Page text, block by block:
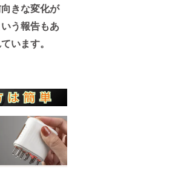
きな変化が
う報告もあ
います。